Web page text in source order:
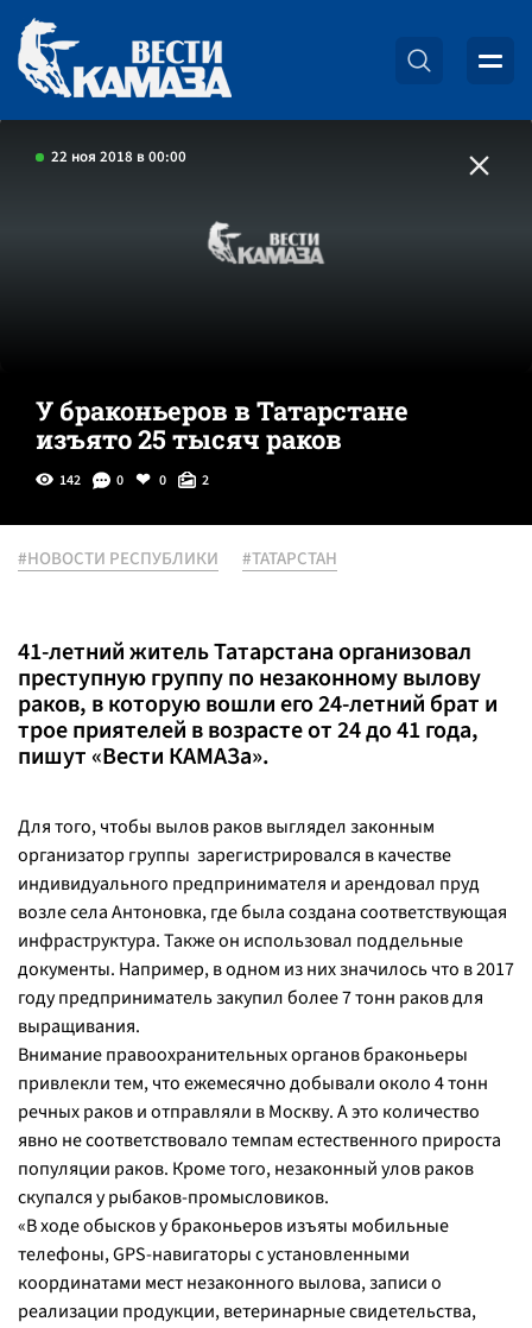
22 ноя 2018 в 00:00
У браконьеров в Татарстане
изъято 25 тысяч раков
142 0 0 2
#НОВОСТИ РЕСПУБЛИКИ #ТАТАРСТАН
41-летний житель Татарстана организовал
преступную группу по незаконному вылову
раков, в которую вошли его 24-летний брат и
трое приятелей в возрасте от 24 до 41 года,
пишут «Вести КАМАЗа».
Для того, чтобы вылов раков выглядел законным
организатор группы зарегистрировался в качестве
индивидуального предпринимателя и арендовал пруд
возле села Антоновка, где была создана соответствующая
инфраструктура. Также он использовал поддельные
документы. Например, в одном из них значилось что в 2017
году предприниматель закупил более 7 тонн раков для
выращивания.
Внимание правоохранительных органов браконьеры
привлекли тем, что ежемесячно добывали около 4 тонн
речных раков и отправляли в Москву. А это количество
явно не соответствовало темпам естественного прироста
популяции раков. Кроме того, незаконный улов раков
скупался у рыбаков-промысловиков.
«В ходе обысков у браконьеров изъяты мобильные
телефоны, GPS-навигаторы с установленными
координатами мест незаконного вылова, записи о
реализации продукции, ветеринарные свидетельства,